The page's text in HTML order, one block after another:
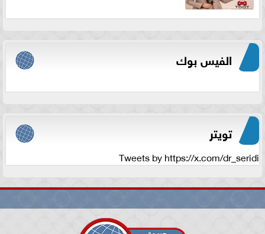
الفيس بوك
تويتر
Tweets by https://x.com/dr_seridi